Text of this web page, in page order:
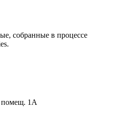
собранные в процессе
помещ. 1А